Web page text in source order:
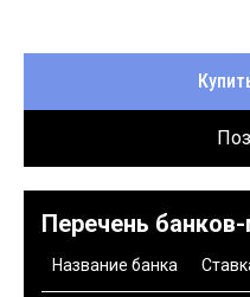
Перечень банков-
Название банка